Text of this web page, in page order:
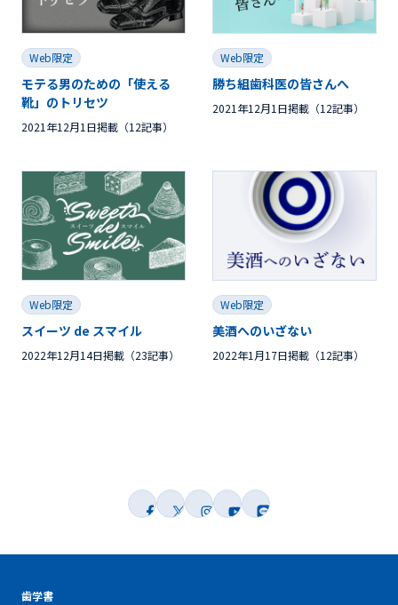
Web限定
モテる男のための「使える
靴」のトリセツ
2021年12月1日掲載（12記事）
Web限定
勝ち組歯科医の皆さんへ
2021年12月1日掲載（12記事）
Web限定
スイーツ de スマイル
2022年12月14日掲載（23記事）
Web限定
美酒へのいざない
2022年1月17日掲載（12記事）
歯学書